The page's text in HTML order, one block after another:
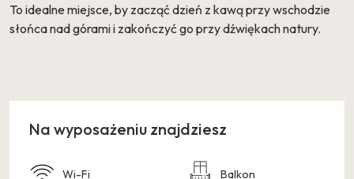
To idealne miejsce, by zacząć dzień z kawą przy wschodzie
słońca nad górami i zakończyć go przy dźwiękach natury.
Na wyposażeniu znajdziesz
Wi-Fi Balkon